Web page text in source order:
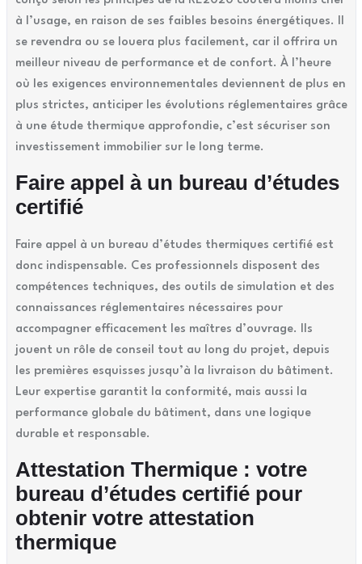
à l’usage, en raison de ses faibles besoins énergétiques. Il
se revendra ou se louera plus facilement, car il offrira un
meilleur niveau de performance et de confort. À l’heure
où les exigences environnementales deviennent de plus en
plus strictes, anticiper les évolutions réglementaires grâce
à une étude thermique approfondie, c’est sécuriser son
investissement immobilier sur le long terme.
Faire appel à un bureau d’études
certifié
Faire appel à un bureau d’études thermiques certifié est
donc indispensable. Ces professionnels disposent des
compétences techniques, des outils de simulation et des
connaissances réglementaires nécessaires pour
accompagner efficacement les maîtres d’ouvrage. Ils
jouent un rôle de conseil tout au long du projet, depuis
les premières esquisses jusqu’à la livraison du bâtiment.
Leur expertise garantit la conformité, mais aussi la
performance globale du bâtiment, dans une logique
durable et responsable.
Attestation Thermique : votre
bureau d’études certifié pour
obtenir votre attestation
thermique